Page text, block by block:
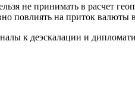
не принимать в расчет
повлиять на приток валюты
к деэскалации и